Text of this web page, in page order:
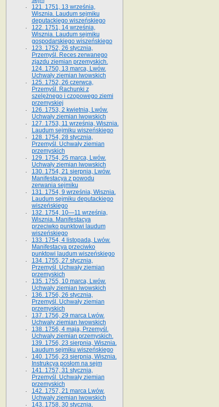
121. 1751, 13 września,
Wisznia. Laudum sejmiku
deputackiego wiszeńskiego
122. 1751, 14 września,
Wisznia. Laudum sejmiku
gospodarskiego wiszeńskiego
123. 1752, 26 stycznia,
Przemyśl. Reces zerwanego
zjazdu ziemian przemyskich.
124. 1750, 13 marca, Lwów.
Uchwały ziemian lwowskich
125. 1752, 26 czerwca,
Przemyśl. Rachunki z
szelężnego i czopowego ziemi
przemyskiej
126. 1753, 2 kwietnia, Lwów.
Uchwały ziemian lwowskich
127. 1753, 11 września, Wisznia.
Laudum sejmiku wiszeńskiego
128. 1754, 28 stycznia,
Przemyśl. Uchwały ziemian
przemyskich
129. 1754, 25 marca, Lwów.
Uchwały ziemian lwowskich
130. 1754, 21 sierpnia, Lwów.
Manifestacya z powodu
zerwania sejmiku
131. 1754, 9 września, Wisznia.
Laudum sejmiku deputackiego
wiszeńskiego
132. 1754, 10—11 września,
Wisznia. Manifestacya
przeciwko punktowi laudum
wiszeńskiego
133. 1754, 4 listopada, Lwów.
Manifestacya przeciwko
punktowi laudum wiszeńskiego
134. 1755, 27 stycznia,
Przemyśl. Uchwały ziemian
przemyskich
135. 1755, 10 marca, Lwów.
Uchwały ziemian lwowskich
136. 1756, 26 stycznia,
Przemyśl. Uchwały ziemian
przemyskich
137. 1756, 29 marca Lwów.
Uchwały ziemian lwowskich
138. 1756, 4 maja, Przemyśl.
Uchwały ziemian przemyskich.
139. 1756, 23 sierpnia, Wisznia.
Laudum sejmiku wiszeńskiego
140. 1756, 23 sierpnia, Wisznia.
Instrukcya posłom na sejm
141. 1757, 31 stycznia,
Przemyśl. Uchwały ziemian
przemyskich
142. 1757, 21 marca Lwów.
Uchwały ziemian lwowskich
143. 1758, 30 stycznia,